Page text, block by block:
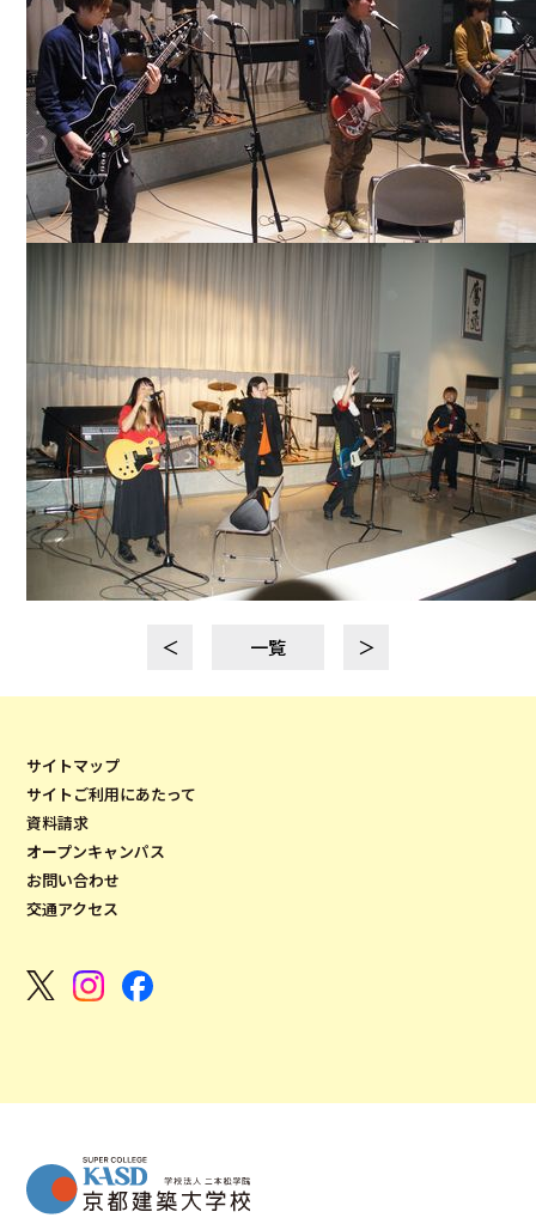
＜ 一覧 ＞
サイトマップ
サイトご利用にあたって
資料請求
オープンキャンパス
お問い合わせ
交通アクセス